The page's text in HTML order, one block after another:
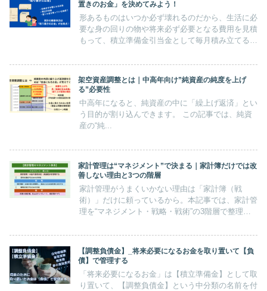
置きのお金」を決めてみよう！
形あるものはいつか必ず壊れるのだから、生活に必
要な身の回りの物や将来必ず必要となる費用を見積
もって、積立準備金引当金として毎月積み立てる。
になるお金」減りません。家計体力も減りません。
付録エクセル関数
架空資産調整とは｜中高年向け”純資産の純度を上げ
る”必要性
中高年になると、純資産の中に「繰上げ返済」とい
う目的が割り込んできます。 この記事では、純資
産の“純...
家計管理は“マネジメント”で決まる｜家計簿だけでは改
善しない理由と3つの階層
家計管理がうまくいかない理由は「家計簿（戦
術）」だけに頼っているから。本記事では、家計管
理を“マネジメント・戦略・戦術”の3階層で整理
【調整負債金】_将来必要になるお金を取り置いて【負
債】で管理する
「将来必要になるお金」は【積立準備金】として取
り置いて、【調整負債金】という中分類の名前を付